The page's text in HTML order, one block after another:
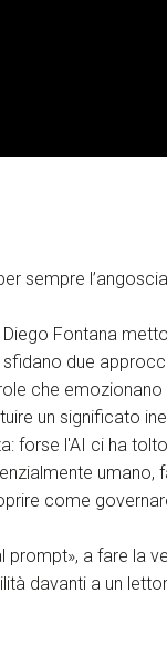
sempre
Fontana
due
che
un significato
forse l'AI ci ha
come
prompt», a fare la
davanti a un